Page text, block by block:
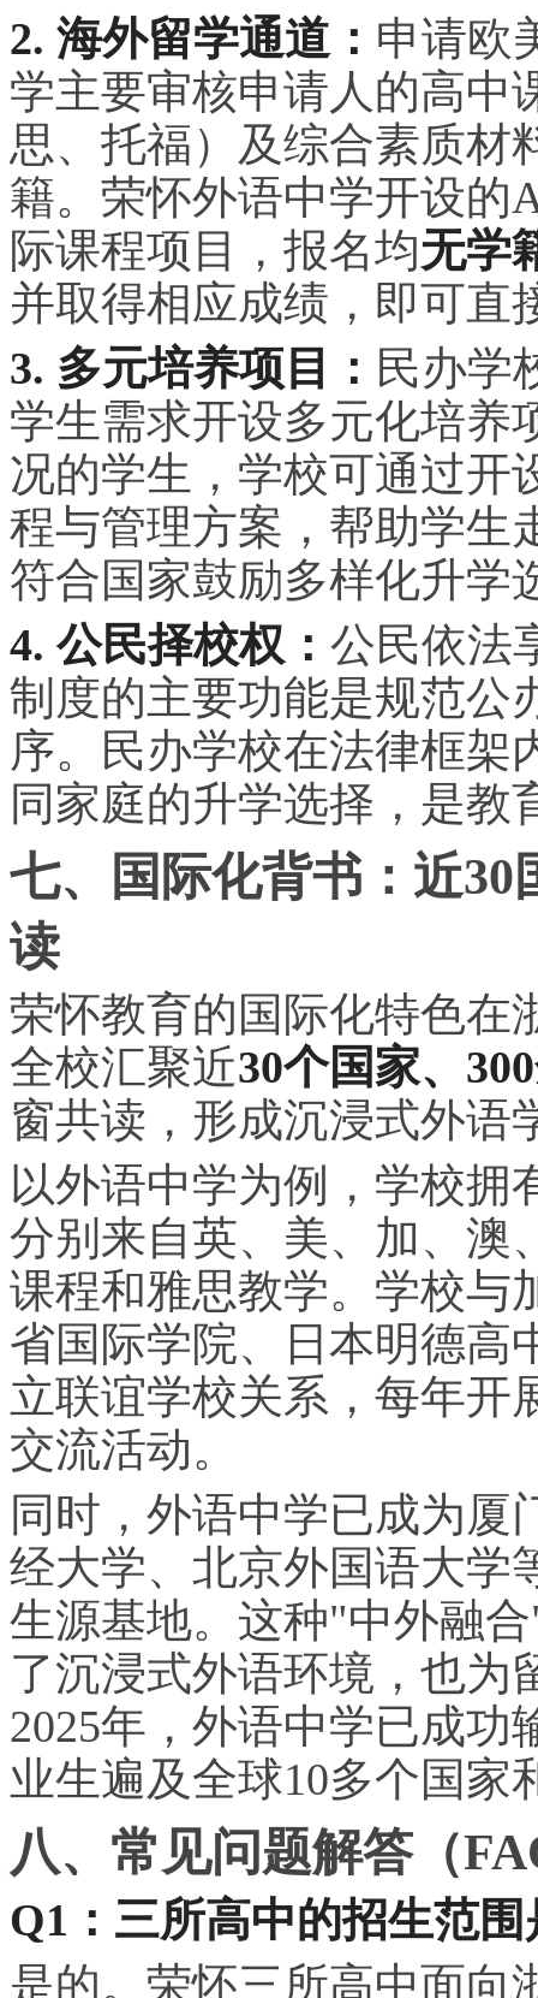
2. 海外留学通道： 申请欧
学主要审核申请人的高中
思、托福）及综合素质材
籍。荣怀外语中学开设的
际课程项目，报名均无学
并取得相应成绩，即可直
3. 多元培养项目： 民办学
学生需求开设多元化培养
况的学生，学校可通过开
程与管理方案，帮助学生
符合国家鼓励多样化升学
4. 公民择校权： 公民依法
制度的主要功能是规范公
序。民办学校在法律框架
同家庭的升学选择，是教
七、国际化背书：近30
读
荣怀教育的国际化特色在
全校汇聚近30个国家、
窗共读，形成沉浸式外语
以外语中学为例，学校拥
分别来自英、美、加、澳
课程和雅思教学。学校与
省国际学院、日本明德高
立联谊学校关系，每年开
交流活动。
同时，外语中学已成为厦
经大学、北京外国语大学
生源基地。这种"中外融
了沉浸式外语环境，也为
2025年，外语中学已成功
业生遍及全球10多个国家
八、常见问题解答（
Q1：三所高中的招生范
是的。荣怀三所高中面向